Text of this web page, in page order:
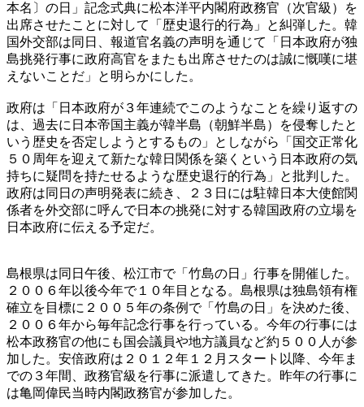
本名〕の日」記念式典に松本洋平内閣府政務官（次官級）を
出席させたことに対して「歴史退行的行為」と糾弾した。韓
国外交部は同日、報道官名義の声明を通じて「日本政府が独
島挑発行事に政府高官をまたも出席させたのは誠に慨嘆に堪
えないことだ」と明らかにした。
政府は「日本政府が３年連続でこのようなことを繰り返すの
は、過去に日本帝国主義が韓半島（朝鮮半島）を侵奪したと
いう歴史を否定しようとするもの」としながら「国交正常化
５０周年を迎えて新たな韓日関係を築くという日本政府の気
持ちに疑問を持たせるような歴史退行的行為」と批判した。
政府は同日の声明発表に続き、２３日には駐韓日本大使館関
係者を外交部に呼んで日本の挑発に対する韓国政府の立場を
日本政府に伝える予定だ。
島根県は同日午後、松江市で「竹島の日」行事を開催した。
２００６年以後今年で１０年目となる。島根県は独島領有権
確立を目標に２００５年の条例で「竹島の日」を決めた後、
２００６年から毎年記念行事を行っている。今年の行事には
松本政務官の他にも国会議員や地方議員など約５００人が参
加した。安倍政府は２０１２年１２月スタート以降、今年ま
での３年間、政務官級を行事に派遣してきた。昨年の行事に
は亀岡偉民当時内閣政務官が参加した。